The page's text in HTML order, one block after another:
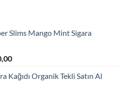
Slims Mango Mint Sigara
Şu
fiyat:
Kağıdı Organik Tekli Satın Al